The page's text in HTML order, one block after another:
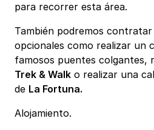
para recorrer esta área.
También podremos
opcionales como realizar un
famosos puentes colgantes,
Trek & Walk o realizar una
de La Fortuna.
Alojamiento.